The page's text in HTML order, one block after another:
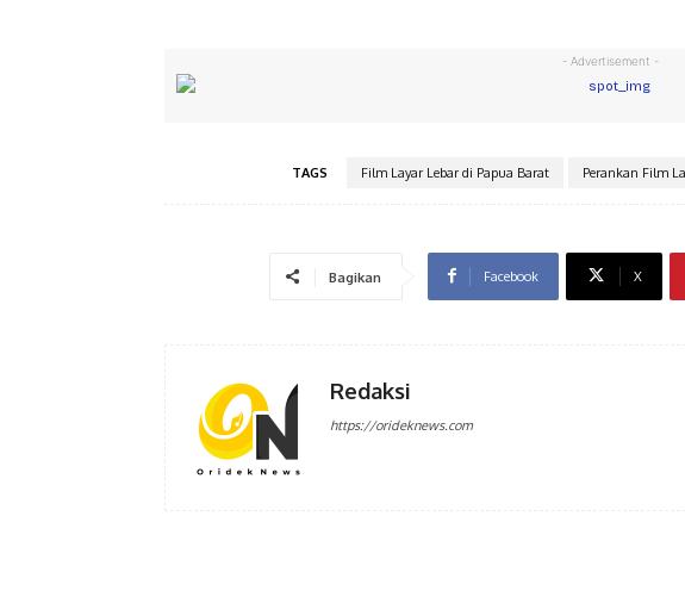
- Advertisement -
TAGS Film Layar Lebar di Papua Barat Perankan Film
Bagikan Facebook X
Redaksi
https://orideknews.com